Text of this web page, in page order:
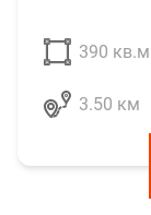
390 кв.м
3.50 км